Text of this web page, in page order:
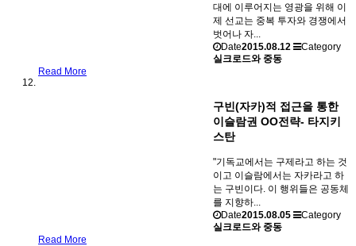
대에 이루어지는 영광을 위해 이
제 선교는 중복 투자와 경쟁에서
벗어나 자...
Date2015.08.12
Category
실크로드와 중동
Read More
구빈(자카)적 접근을 통한
이슬람권 OO전략- 타지키
스탄
"기독교에서는 구제라고 하는 것
이고 이슬람에서는 자카라고 하
는 구빈이다. 이 행위들은 공동체
를 지향하...
Date2015.08.05
Category
실크로드와 중동
Read More